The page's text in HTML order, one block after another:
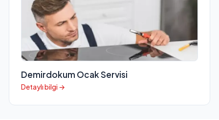
Demirdokum Ocak Servisi
Detaylı bilgi →